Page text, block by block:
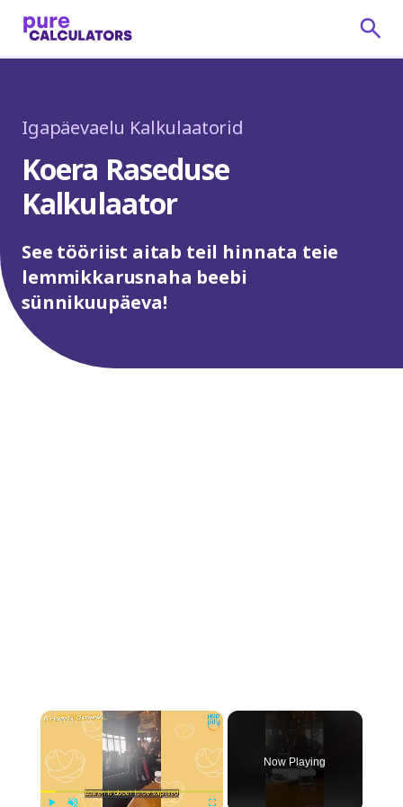
Igapäevaelu Kalkulaatorid
Koera Raseduse
Kalkulaator
See tööriist aitab teil hinnata teie
lemmikkarusnaha beebi
sünnikuupäeva!
×
Now Playing